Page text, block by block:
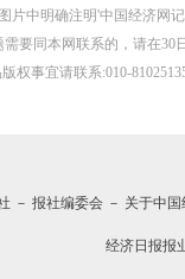
片中明确注明'中国经济网
要同本网联系的，请在30
权事宜请联系:010-
－ 报社编委会 － 关于中
经济日报报